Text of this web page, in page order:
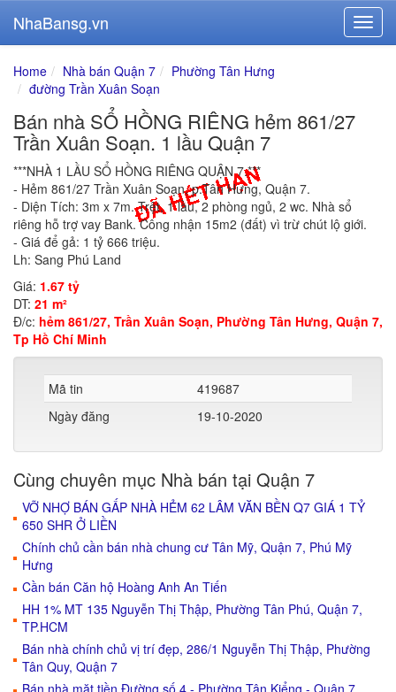
NhaBansg.vn
Home Nhà bán Quận 7
Phường Tân Hưng
đường Trần Xuân Soạn
Bán nhà SỔ HỒNG RIÊNG hẻm 861/27
Trần Xuân Soạn. 1 lầu Quận 7
***NHÀ 1 LẦU SỔ HỒNG RIÊNG QUẬN 7.***
- Hẻm 861/27 Trần Xuân Soạn, p.Tân Hưng, Quận 7.
- Diện Tích: 3m x 7m. Trệt, 1 lầu, 2 phòng ngủ, 2 wc. Nhà sổ
riêng hỗ trợ vay Bank. Công nhận 15m2 (đất) vì trừ chút lộ giới.
- Giá để gả: 1 tỷ 666 triệu.
Lh: Sang Phú Land
Giá: 1.67 tỷ
DT: 21 m²
Đ/c: hẻm 861/27, Trần Xuân Soạn, Phường Tân Hưng, Quận 7,
Tp Hồ Chí Minh
Mã tin
419687
Ngày đăng
19-10-2020
Cùng chuyên mục Nhà bán tại Quận 7
VỠ NHỢ BÁN GẤP NHÀ HẺM 62 LÂM VĂN BỀN Q7 GIÁ 1 TỶ
650 SHR Ở LIỀN
Chính chủ cần bán nhà chung cư Tân Mỹ, Quận 7, Phú Mỹ
Hưng
Cần bán Căn hộ Hoàng Anh An Tiến
HH 1% MT 135 Nguyễn Thị Thập, Phường Tân Phú, Quận 7,
TP.HCM
Bán nhà chính chủ vị trí đẹp, 286/1 Nguyễn Thị Thập, Phường
Tân Quy, Quận 7
Bán nhà mặt tiền Đường số 4 - Phường Tân Kiểng - Quận 7